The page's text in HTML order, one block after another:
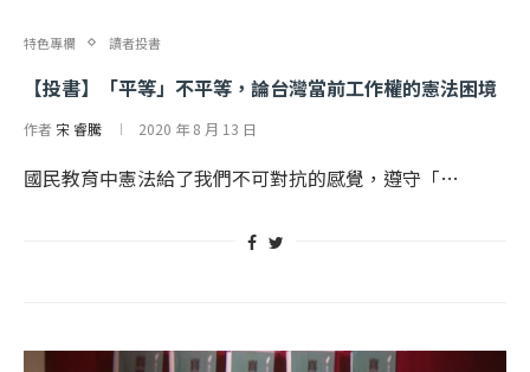
特色專欄 讀者投書
【投書】「平等」不平等，論台灣當前工作權的憲法困境
作者 宋 睿騰 2020 年 8 月 13 日
國民教育中憲法給了我們不可對抗的感覺，遵守「…